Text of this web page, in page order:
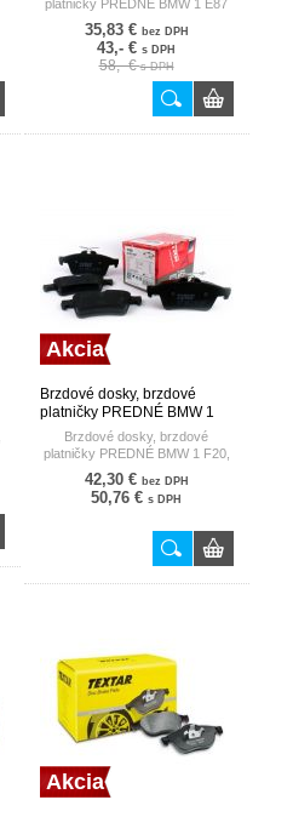
platničky PREDNÉ BMW 1 E87
116-118-120 BA
35,83 € bez DPH
43,- € s DPH
58,- €s DPH
Akcia
Brzdové dosky, brzdové
platničky PREDNÉ BMW 1
F20, F21 120D 10- TRW
Brzdové dosky, brzdové
platničky PREDNÉ BMW 1 F20,
F21 120D 10-
42,30 € bez DPH
50,76 € s DPH
Akcia